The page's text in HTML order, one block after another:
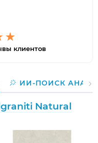
клиентов
ИИ-ПОИСК
Natural